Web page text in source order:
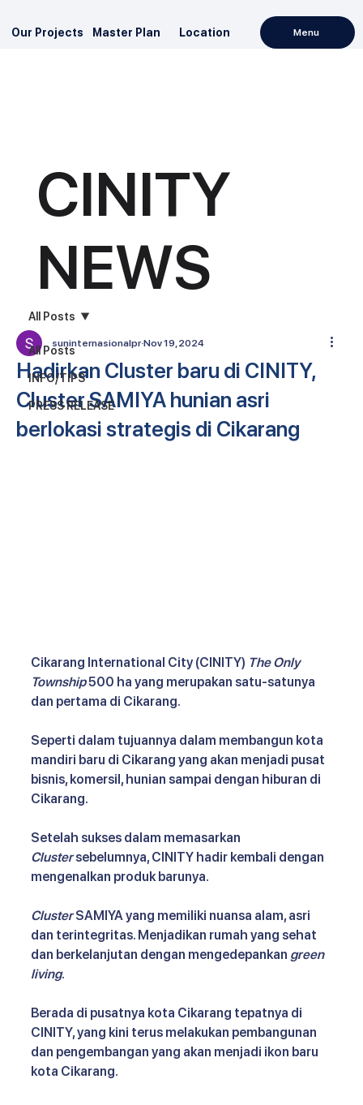
Our Projects Master Plan Location Menu
CINITY
NEWS
All Posts
INFO/TIPS
PRESS RELEASE
All Posts
Hadirkan Cluster baru di CINITY,
Cluster SAMIYA hunian asri
berlokasi strategis di Cikarang
suninternasionalpr Nov 19, 2024
Cikarang International City (CINITY) The Only
Township 500 ha yang merupakan satu-satunya
dan pertama di Cikarang.
Seperti dalam tujuannya dalam membangun kota
mandiri baru di Cikarang yang akan menjadi pusat
bisnis, komersil, hunian sampai dengan hiburan di
Cikarang.
Setelah sukses dalam memasarkan
Cluster sebelumnya, CINITY hadir kembali dengan
mengenalkan produk barunya.
Cluster SAMIYA yang memiliki nuansa alam, asri
dan terintegritas. Menjadikan rumah yang sehat
dan berkelanjutan dengan mengedepankan green
living.
Berada di pusatnya kota Cikarang tepatnya di
CINITY, yang kini terus melakukan pembangunan
dan pengembangan yang akan menjadi ikon baru
kota Cikarang.